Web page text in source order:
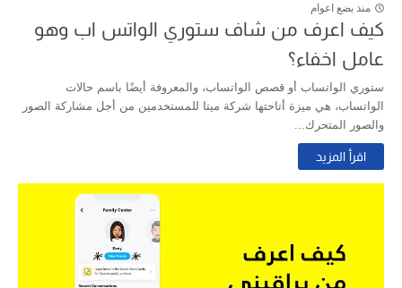
منذ بضع اعوام
كيف اعرف من شاف ستوري الواتس اب وهو
عامل اخفاء؟
ستوري الواتساب أو قصص الواتساب، والمعروفة أيضًا باسم حالات
الواتساب، هي ميزة أتاحتها شركة ميتا للمستخدمين من أجل مشاركة الصور
والصور المتحرك...
اقرأ المزيد